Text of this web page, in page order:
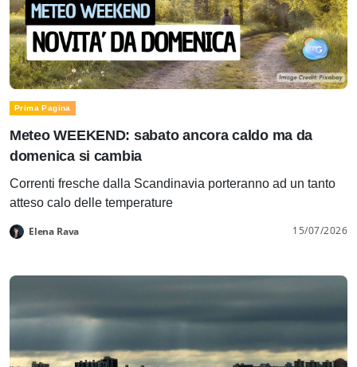
Prima Pagina
Meteo WEEKEND: sabato ancora caldo ma da
domenica si cambia
Correnti fresche dalla Scandinavia porteranno ad un tanto
atteso calo delle temperature
Elena Rava 15/07/2026